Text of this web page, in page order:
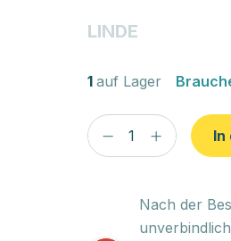
LINDE
1 auf Lager
In
Nach der